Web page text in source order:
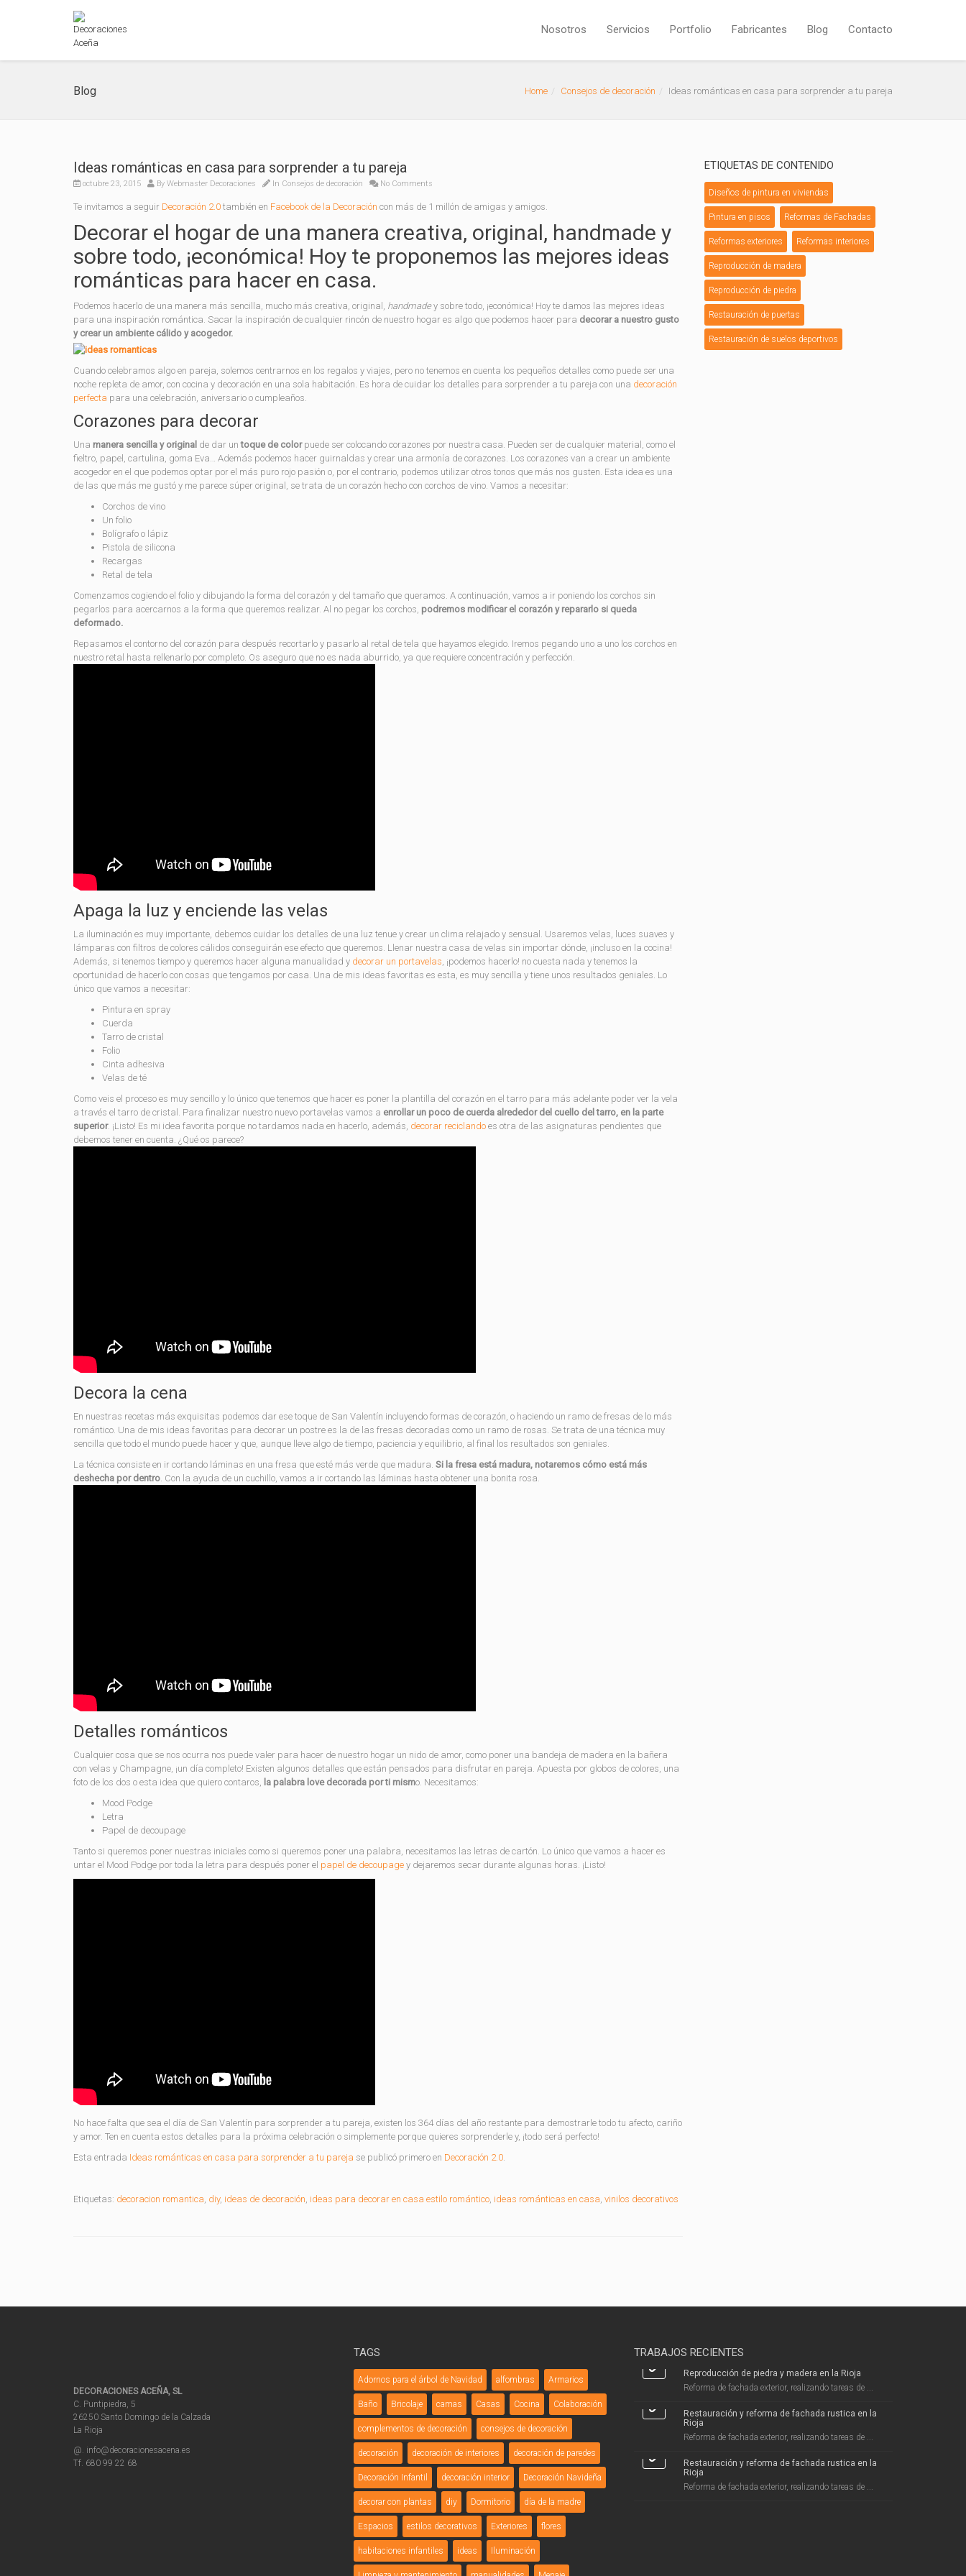
Nosotros Servicios Portfolio Fabricantes Blog Contacto
Blog Home Consejos de decoración Ideas románticas en casa para sorprender a tu pareja
Ideas románticas en casa para sorprender a tu pareja
octubre 23, 2015 By Webmaster Decoraciones In Consejos de decoración No Comments
Te invitamos a seguir Decoración 2.0 también en Facebook de la Decoración con más de 1 millón de amigas y amigos.
Decorar el hogar de una manera creativa, original, handmade y
sobre todo, ¡económica! Hoy te proponemos las mejores ideas
románticas para hacer en casa.
Podemos hacerlo de una manera más sencilla, mucho más creativa, original, handmadey sobre todo, ¡económica! Hoy te damos las mejores ideas
para una inspiración romántica. Sacar la inspiración de cualquier rincón de nuestro hogar es algo que podemos hacer para decorar a nuestro gusto
y crear un ambiente cálido y acogedor.
Cuando celebramos algo en pareja, solemos centrarnos en los regalos y viajes, pero no tenemos en cuenta los pequeños detalles como puede ser una
noche repleta de amor, con cocina y decoración en una sola habitación. Es hora de cuidar los detalles para sorprender a tu pareja con una decoración
perfecta para una celebración, aniversario o cumpleaños.
Corazones para decorar
Una manera sencilla y original de dar untoque de colorpuede ser colocando corazones por nuestra casa. Pueden ser de cualquier material, como el
fieltro, papel, cartulina, goma Eva… Además podemos hacer guirnaldas y crear una armonía de corazones. Los corazones van a crear un ambiente
acogedor en el que podemos optar por el más puro rojo pasión o, por el contrario, podemos utilizar otros tonos que más nos gusten. Esta idea es una
de las que más me gustó y me parece súper original, se trata de un corazón hecho con corchos de vino. Vamos a necesitar:
Corchos de vino
Un folio
Bolígrafo o lápiz
Pistola de silicona
Recargas
Retal de tela
Comenzamos cogiendo el folio y dibujando la forma del corazón y del tamaño que queramos. A continuación, vamos a ir poniendo los corchos sin
pegarlos para acercarnos a la forma que queremos realizar. Al no pegar los corchos, podremos modificar el corazón y repararlo si queda
deformado.
Repasamos el contorno del corazón para después recortarlo y pasarlo al retal de tela que hayamos elegido. Iremos pegando uno a uno los corchos en
nuestro retal hasta rellenarlo por completo. Os aseguro que no es nada aburrido, ya que requiere concentración y perfección.
Apaga la luz y enciende las velas
La iluminación es muy importante, debemos cuidar los detalles de una luz tenue y crear un clima relajado y sensual. Usaremos velas, luces suaves y
lámparas con filtros de colores cálidos conseguirán ese efecto que queremos. Llenar nuestra casa de velas sin importar dónde, ¡incluso en la cocina!
Además, si tenemos tiempo y queremos hacer alguna manualidad y decorar un portavelas, ¡podemos hacerlo! no cuesta nada y tenemos la
oportunidad de hacerlo con cosas que tengamos por casa. Una de mis ideas favoritas es esta, es muy sencilla y tiene unos resultados geniales. Lo
único que vamos a necesitar:
Pintura en spray
Cuerda
Tarro de cristal
Folio
Cinta adhesiva
Velas de té
Como veis el proceso es muy sencillo y lo único que tenemos que hacer es poner la plantilla del corazón en el tarro para más adelante poder ver la vela
a través el tarro de cristal. Para finalizar nuestro nuevo portavelas vamos a enrollar un poco de cuerda alrededor del cuello del tarro, en la parte
superior. ¡Listo! Es mi idea favorita porque no tardamos nada en hacerlo, además, decorar reciclando es otra de las asignaturas pendientes que
debemos tener en cuenta. ¿Qué os parece?
Decora la cena
En nuestras recetas más exquisitas podemos dar ese toque de San Valentín incluyendo formas de corazón, o haciendo un ramo de fresas de lo más
romántico. Una de mis ideas favoritas para decorar un postre es la de las fresas decoradas como un ramo de rosas. Se trata de una técnica muy
sencilla que todo el mundo puede hacer y que, aunque lleve algo de tiempo, paciencia y equilibrio, al final los resultados son geniales.
La técnica consiste en ir cortando láminas en una fresa que esté más verde que madura. Si la fresa está madura, notaremos cómo está más
deshecha por dentro. Con la ayuda de un cuchillo, vamos a ir cortando las láminas hasta obtener una bonita rosa.
Detalles románticos
Cualquier cosa que se nos ocurra nos puede valer para hacer de nuestro hogar un nido de amor, como poner una bandeja de madera en la bañera
con velas y Champagne, ¡un día completo! Existen algunos detalles que están pensados para disfrutar en pareja. Apuesta por globos de colores, una
foto de los dos o esta idea que quiero contaros, la palabra love decorada por ti mismo. Necesitamos:
Mood Podge
Letra
Papel de decoupage
Tanto si queremos poner nuestras iniciales como si queremos poner una palabra, necesitamos las letras de cartón. Lo único que vamos a hacer es
untar el Mood Podge por toda la letra para después poner el papel de decoupage y dejaremos secar durante algunas horas. ¡Listo!
No hace falta que sea el día de San Valentín para sorprender a tu pareja, existen los 364 días del año restante para demostrarle todo tu afecto, cariño
y amor. Ten en cuenta estos detalles para la próxima celebración o simplemente porque quieres sorprenderle y, ¡todo será perfecto!
Esta entrada Ideas románticas en casa para sorprender a tu pareja se publicó primero en Decoración 2.0.
Etiquetas: decoracion romantica, diy, ideas de decoración, ideas para decorar en casa estilo romántico, ideas románticas en casa, vinilos decorativos
ETIQUETAS DE CONTENIDO
Diseños de pintura en viviendas
Pintura en pisos Reformas de Fachadas
Reformas exteriores Reformas interiores
Reproducción de madera
Reproducción de piedra
Restauración de puertas
Restauración de suelos deportivos
DECORACIONES ACEÑA, SL
C. Puntipiedra, 5
26250 Santo Domingo de la Calzada
La Rioja
@. info@decoracionesacena.es
Tf. 680 99 22 68
TAGS
Adornos para el árbol de Navidad alfombras Armarios
Baño Bricolaje camas Casas Cocina Colaboración
complementos de decoración consejos de decoración
decoración decoración de interiores decoración de paredes
Decoración Infantil decoración interior Decoración Navideña
decorar con plantas diy Dormitorio día de la madre
Espacios estilos decorativos Exteriores flores
habitaciones infantiles ideas Iluminación
TRABAJOS RECIENTES
Reproducción de piedra y madera en la Rioja
Reforma de fachada exterior, realizando tareas de ...
Restauración y reforma de fachada rustica en la
Rioja
Reforma de fachada exterior, realizando tareas de ...
Restauración y reforma de fachada rustica en la
Rioja
Reforma de fachada exterior, realizando tareas de ...